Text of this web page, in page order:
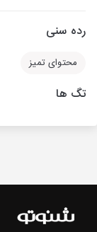
رده سنی
محتوای تمیز
تگ ها